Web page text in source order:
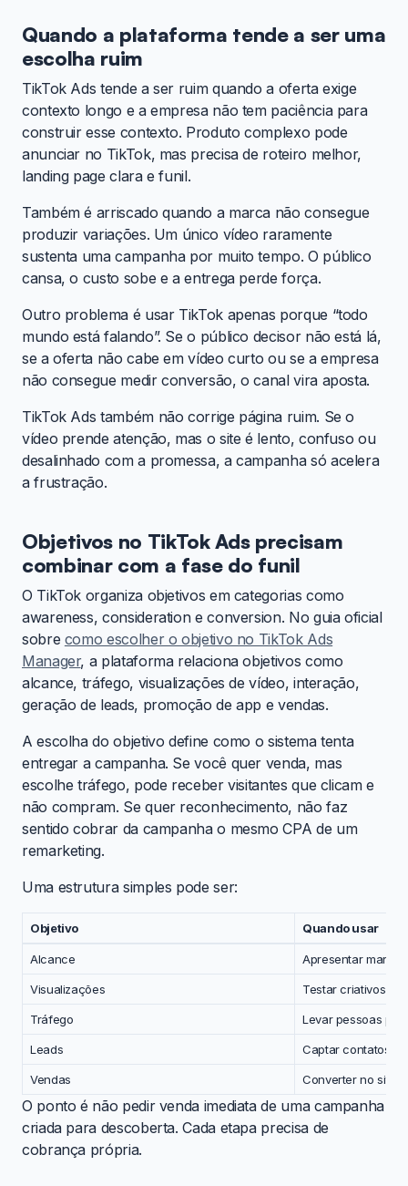
Quando a plataforma tende a ser uma
escolha ruim
TikTok Ads tende a ser ruim quando a oferta exige
contexto longo e a empresa não tem paciência para
construir esse contexto. Produto complexo pode
anunciar no TikTok, mas precisa de roteiro melhor,
landing page clara e funil.
Também é arriscado quando a marca não consegue
produzir variações. Um único vídeo raramente
sustenta uma campanha por muito tempo. O público
cansa, o custo sobe e a entrega perde força.
Outro problema é usar TikTok apenas porque “todo
mundo está falando”. Se o público decisor não está lá,
se a oferta não cabe em vídeo curto ou se a empresa
não consegue medir conversão, o canal vira aposta.
TikTok Ads também não corrige página ruim. Se o
vídeo prende atenção, mas o site é lento, confuso ou
desalinhado com a promessa, a campanha só acelera
a frustração.
Objetivos no TikTok Ads precisam
combinar com a fase do funil
O TikTok organiza objetivos em categorias como
awareness, consideration e conversion. No guia oficial
sobre como escolher o objetivo no TikTok Ads
Manager, a plataforma relaciona objetivos como
alcance, tráfego, visualizações de vídeo, interação,
geração de leads, promoção de app e vendas.
A escolha do objetivo define como o sistema tenta
entregar a campanha. Se você quer venda, mas
escolhe tráfego, pode receber visitantes que clicam e
não compram. Se quer reconhecimento, não faz
sentido cobrar da campanha o mesmo CPA de um
remarketing.
Uma estrutura simples pode ser:
Objetivo Quando usar
Alcance Apresentar marca
Visualizações Testar criativos e
Tráfego Levar pessoas
Leads Captar contatos
Vendas Converter no site,
O ponto é não pedir venda imediata de uma campanha
criada para descoberta. Cada etapa precisa de
cobrança própria.